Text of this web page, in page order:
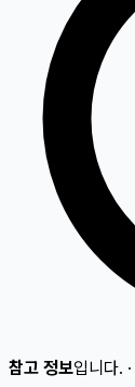
참고 정보입니다. ·